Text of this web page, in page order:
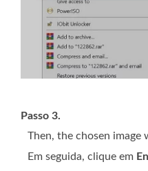
Passo 3.
Then, the chosen image
Em seguida, clique em